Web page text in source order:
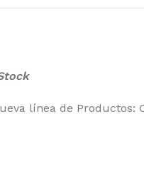
línea de Productos: